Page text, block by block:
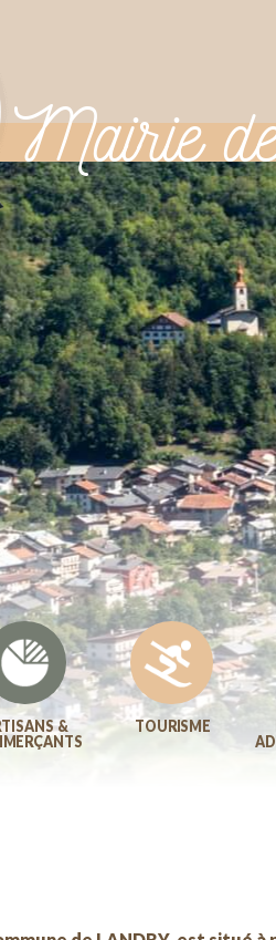
Mairie
&
TOURISME